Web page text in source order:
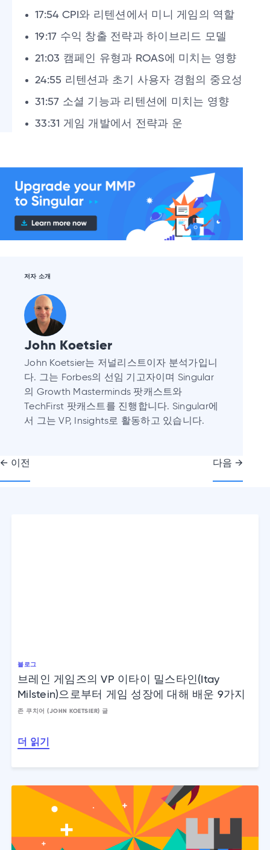
17:54 CPI와 리텐션에서 미니 게임의 역할
19:17 수익 창출 전략과 하이브리드 모델
21:03 캠페인 유형과 ROAS에 미치는 영향
24:55 리텐션과 초기 사용자 경험의 중요성
31:57 소셜 기능과 리텐션에 미치는 영향
33:31 게임 개발에서 전략과 운
저자 소개
John Koetsier
John Koetsier는 저널리스트이자 분석가입니
다. 그는 Forbes의 선임 기고자이며 Singular
의 Growth Masterminds 팟캐스트와
TechFirst 팟캐스트를 진행합니다. Singular에
서 그는 VP, Insights로 활동하고 있습니다.
글
← 이전 다음 →
블로그
브레인 게임즈의 VP 이타이 밀스타인(Itay
Milstein)으로부터 게임 성장에 대해 배운 9가지
존 쿠치어 (JOHN KOETSIER) 글
더 읽기